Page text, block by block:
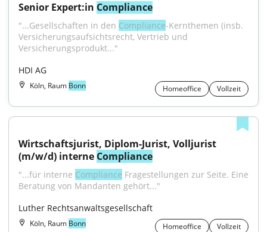
Senior Expert:in Compliance
"...Gesellschaften in den Compliance-Kernthemen (insb.
Versicherungsaufsichtsrecht, Vertrieb und
Versicherungsprodukt..."
HDI AG
Köln, Raum Bonn Homeoffice Vollzeit
Wirtschaftsjurist, Diplom-Jurist, Volljurist
(m/w/d) interne Compliance
"...für interne Compliance Fragestellungen zur Seite. Eine
Beratung von Mandanten gehört..."
Luther Rechtsanwaltsgesellschaft
Köln, Raum Bonn Homeoffice
Vollzeit